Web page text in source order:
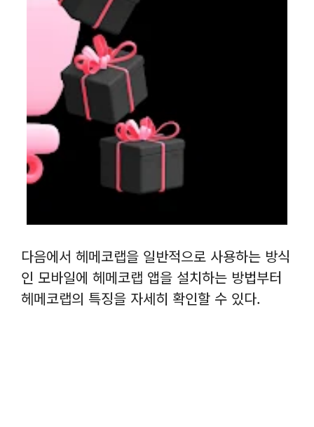
다음에서 헤메코랩을 일반적으로 사용하는 방식
인 모바일에 헤메코랩 앱을 설치하는 방법부터
헤메코랩의 특징을 자세히 확인할 수 있다.